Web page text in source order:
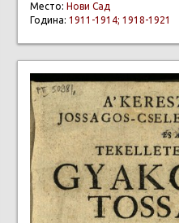
Место: Нови Сад
Година: 1911-1914; 1918-1921